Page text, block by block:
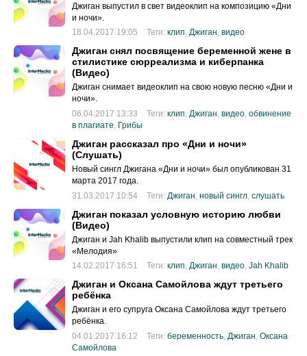
Джиган выпустил в свет видеоклип на композицию «Дни
и ночи».
18.04.2017 19:05
Теги: клип, Джиган, видео
Джиган снял посвящение беременной жене в
стилистике сюрреализма и киберпанка
(Видео)
Джиган снимает видеоклип на свою новую песню «Дни и
ночи».
06.04.2017 13:33
Теги: клип, Джиган, видео, обвинение
в плагиате, Грибы
Джиган рассказал про «Дни и ночи»
(Слушать)
Новый сингл Джигана «Дни и ночи» был опубликован 31
марта 2017 года.
31.03.2017 10:54
Теги: Джиган новый сингл слушать
Джиган показал условную историю любви
(Видео)
Джиган и Jah Khalib выпустили клип на совместный трек
«Мелодия»
14.02.2017 16:51
Теги: клип, Джиган, видео, Jah Khalib
Джиган и Оксана Самойлова ждут третьего
ребёнка
Джиган и его супруга Оксана Самойлова ждут третьего
ребёнка.
04.01.2017 16:12
Теги: беременность Джиган Оксана
Самойлова